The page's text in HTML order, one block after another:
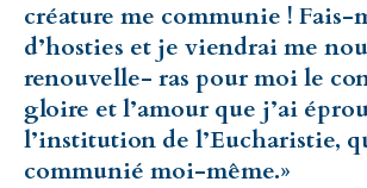
créature me communie ! Fais-
d’hosties et je viendrai me
renouvelle- ras pour moi le
gloire et l’amour que j’ai
l’institution de l’Eucharistie,
communié moi-même.»